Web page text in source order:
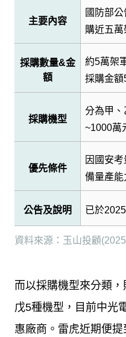
主要內容
國防部
購近五萬
採購數量&金
額
約5萬架
採購金額
採購機型
分為甲、
~1000萬
優先條件
因國安
備量產能
公告及說明 已於
資料來源：玉山投顧
而以採購機型來分類
戊5種機型，目前中光
惠廠商。雷虎近期便